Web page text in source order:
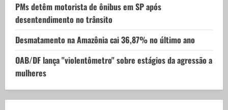
PMs detêm motorista de ônibus em SP após
desentendimento no trânsito
Desmatamento na Amazônia cai 36,87% no último ano
OAB/DF lança "violentômetro" sobre estágios da agressão a
mulheres